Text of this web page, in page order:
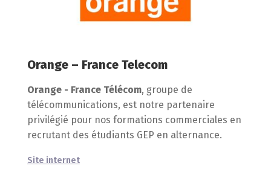
Orange – France Telecom
Orange - France Télécom, groupe de
télécommunications, est notre partenaire
privilégié pour nos formations commerciales en
recrutant des étudiants GEP en alternance.
Site internet